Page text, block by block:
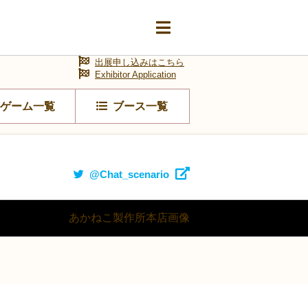
ゲーム一覧 ブース一覧
出展申し込みはこちら
Exhibitor Application
@Chat_scenario